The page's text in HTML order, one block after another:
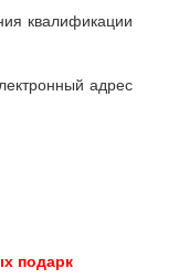
квалификации
адрес
подарк